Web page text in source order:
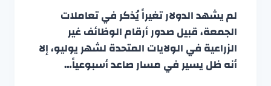
لم يشهد الدولار تغيراً يُذكر في تعاملات
الجمعة، قبيل صدور أرقام الوظائف غير
الزراعية في الولايات المتحدة لشهر يوليو، إلا
أنه ظل يسير في مسار صاعد أسبوعياً…